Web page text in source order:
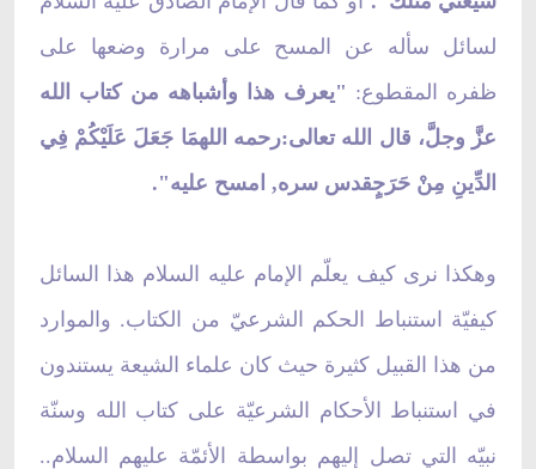
لسائل سأله عن المسح على مرارة وضعها على
ظفره المقطوع: "يعرف هذا وأشباهه من كتاب الله
عزَّ وجلَّ، قال الله تعالى:رحمه اللهمَا جَعَلَ عَلَيْكُمْ فِي
الدِّينِ مِنْ حَرَجٍقدس سره, امسح عليه".
وهكذا نرى كيف يعلّم الإمام عليه السلام هذا السائل
كيفيّة استنباط الحكم الشرعيّ من الكتاب. والموارد
من هذا القبيل كثيرة حيث كان علماء الشيعة يستندون
في استنباط الأحكام الشرعيّة على كتاب الله وسنّة
نبيّه التي تصل إليهم بواسطة الأئمّة عليهم السلام..